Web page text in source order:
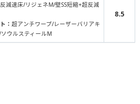
反減速床/リジェネM/壁SS短縮+超反減
： 超アンチワープ/レーザーバリアキ
ウルスティールM
8.5